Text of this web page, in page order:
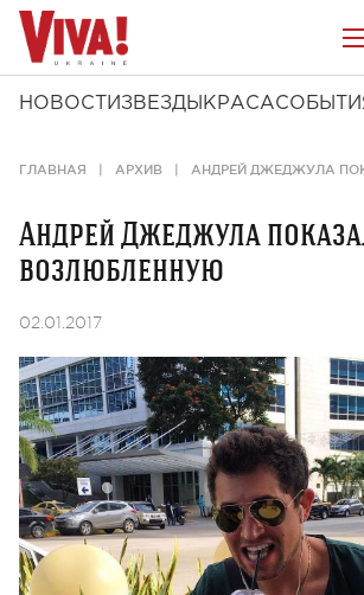
НОВОСТИ ЗВЕЗДЫ КРАСА
ГЛАВНАЯ АРХИВ АНДРЕЙ ДЖЕДЖУЛА
Андрей Джеджула
возлюбленную
02.01.2017